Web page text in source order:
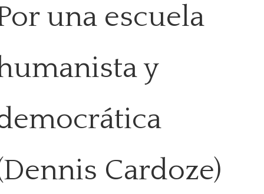
una escuela
y
Cardoze)